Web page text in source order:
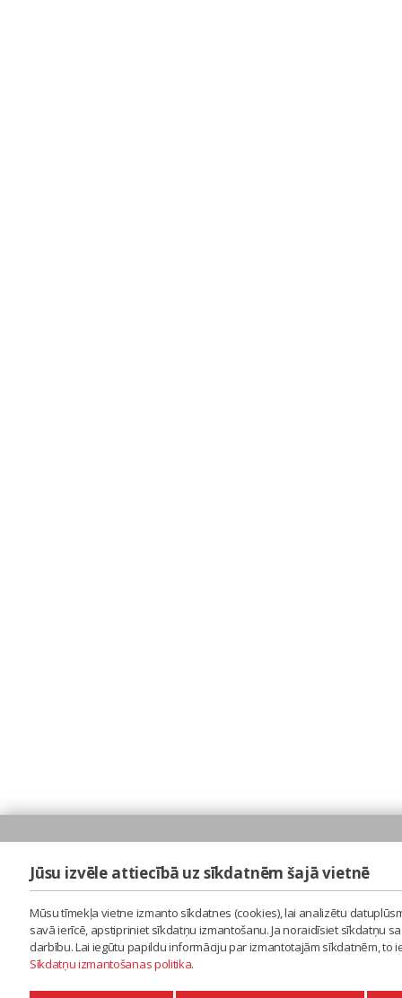
Jūsu izvēle attiecībā uz sīkdatnēm šajā vietnē
Mūsu tīmekļa vietne izmanto sīkdatnes (cookies), lai analizētu
savā ierīcē, apstipriniet sīkdatņu izmantošanu. Ja noraidīsiet sīkdatņu
darbību. Lai iegūtu papildu informāciju par izmantotajām sīkdatnēm,
Sīkdatņu izmantošanas politika.